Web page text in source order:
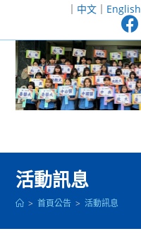
至
｜ 中文｜ English
活動訊息
> 首頁公告 > 活動訊息